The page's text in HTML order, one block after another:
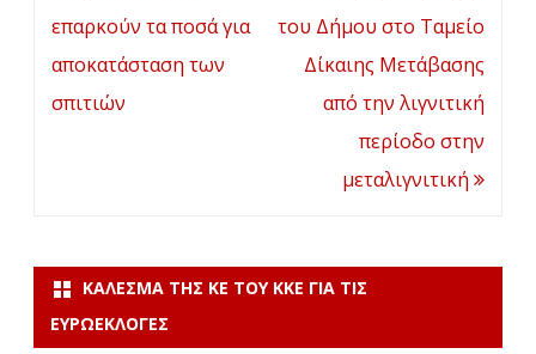
επαρκούν τα ποσά για
αποκατάσταση των
σπιτιών
του Δήμου στο Ταμείο
Δίκαιης Μετάβασης
από την λιγνιτική
περίοδο στην
μεταλιγνιτική
ΚΆΛΕΣΜΑ ΤΗΣ ΚΕ ΤΟΥ ΚΚΕ ΓΙΑ ΤΙΣ
ΕΥΡΩΕΚΛΟΓΈΣ